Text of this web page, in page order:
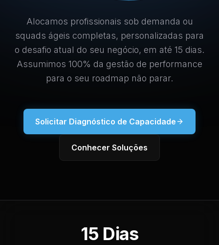
Alocamos profissionais sob demanda ou
squads ágeis completas, personalizadas para
o desafio atual do seu negócio, em até 15 dias.
Assumimos 100% da gestão de performance
para o seu roadmap não parar.
Solicitar Diagnóstico de Capacidade
Conhecer Soluções
15 Dias